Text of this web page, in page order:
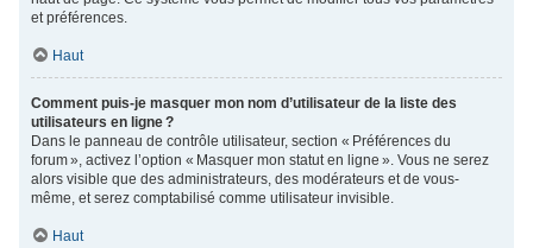
et préférences.
Haut
Comment puis-je masquer mon nom d’utilisateur de la liste des
utilisateurs en ligne ?
Dans le panneau de contrôle utilisateur, section « Préférences du
forum », activez l’option « Masquer mon statut en ligne ». Vous ne serez
alors visible que des administrateurs, des modérateurs et de vous-
même, et serez comptabilisé comme utilisateur invisible.
Haut